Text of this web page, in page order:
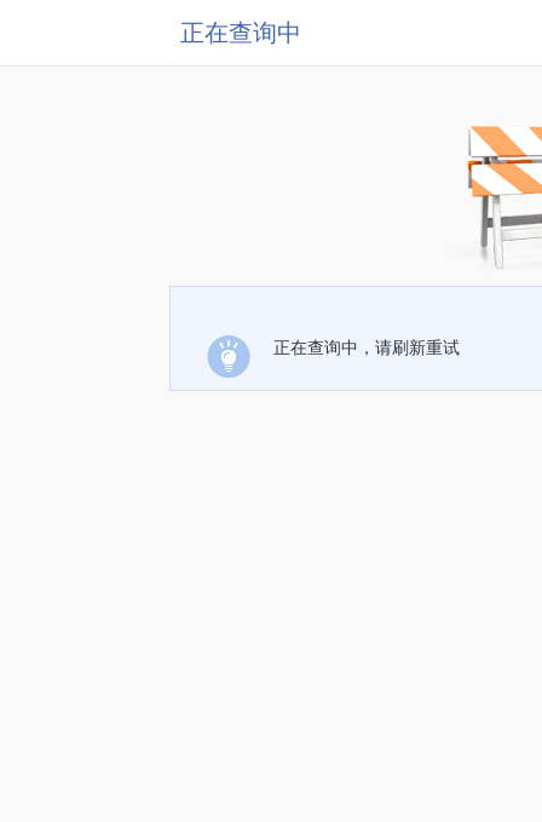
正在查询中
正在查询中，请刷新重试